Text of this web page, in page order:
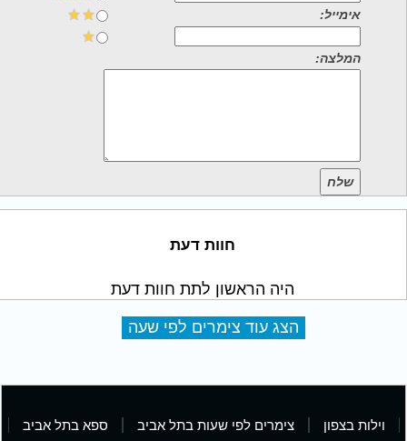
אימייל:
המלצה:
שלח
חוות דעת
היה הראשון לתת חוות דעת
הצג עוד צימרים לפי שעה
וילות בצפון צימרים לפי שעות בתל אביב ספא בתל אביב